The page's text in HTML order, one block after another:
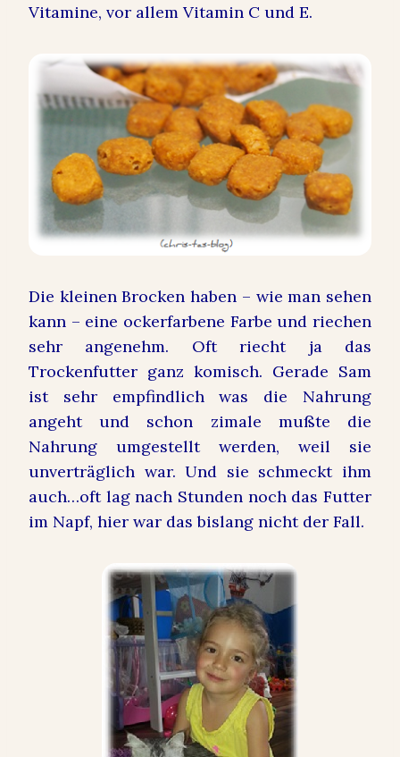
Vitamine, vor allem Vitamin C und E.
Die kleinen Brocken haben – wie man sehen
kann – eine ockerfarbene Farbe und riechen
sehr angenehm. Oft riecht ja das
Trockenfutter ganz komisch. Gerade Sam
ist sehr empfindlich was die Nahrung
angeht und schon zimale mußte die
Nahrung umgestellt werden, weil sie
unverträglich war. Und sie schmeckt ihm
auch…oft lag nach Stunden noch das Futter
im Napf, hier war das bislang nicht der Fall.